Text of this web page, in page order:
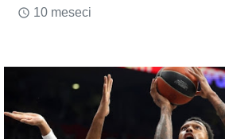
access_time 10 meseci